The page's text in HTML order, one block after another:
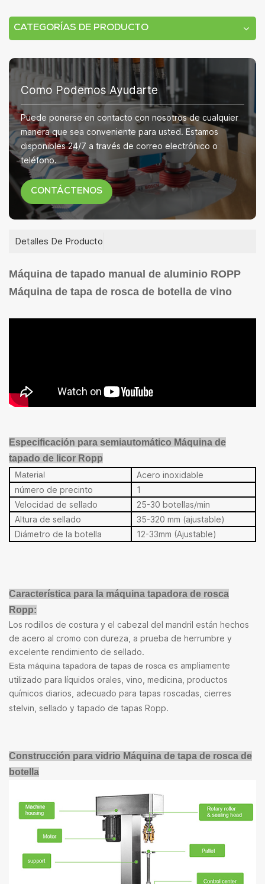
CATEGORÍAS DE PRODUCTO
Como Podemos Ayudarte
Puede ponerse en contacto con nosotros de cualquier
manera que sea conveniente para usted. Estamos
disponibles 24/7 a través de correo electrónico o
teléfono.
CONTÁCTENOS
Detalles De Producto
Máquina de tapado manual de aluminio ROPP
Máquina de tapa de rosca de botella de vino
Especificación para semiautomático Máquina de
tapado de licor Ropp
Material
Acero inoxidable
número de precinto
1
Velocidad de sellado
25-30 botellas/min
Altura de sellado
35-320 mm (ajustable)
Diámetro de la botella
12-33mm (Ajustable)
Característica para la máquina tapadora de rosca
Ropp:
Los rodillos de costura y el cabezal del mandril están hechos
de acero al cromo con dureza, a prueba de herrumbre y
excelente rendimiento de sellado.
Esta máquina tapadora de tapas de rosca es ampliamente
utilizado para líquidos orales, vino, medicina, productos
químicos diarios, adecuado para tapas roscadas, cierres
stelvin, sellado y tapado de tapas Ropp.
Construcción para vidrio Máquina de tapa de rosca de
botella